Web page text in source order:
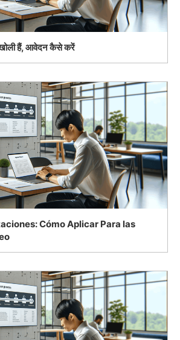
खोली हैं, आवेदन कैसे करें
Cómo Aplicar Para las